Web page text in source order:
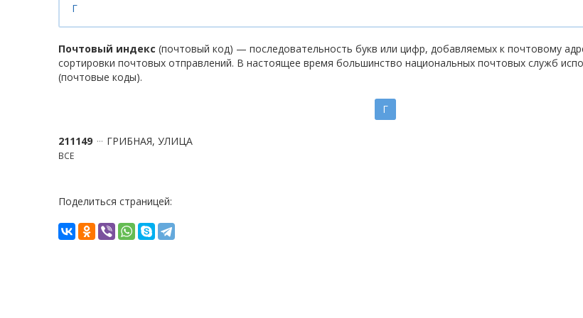
Г
Почтовый индекс (почтовый код) — последовательность букв или цифр, добавляемых к почтовому
сортировки почтовых отправлений. В настоящее время большинство национальных почтовых служб
(почтовые коды).
Г
211149 ГРИБНАЯ, УЛИЦА
ВСЕ
Поделиться страницей: